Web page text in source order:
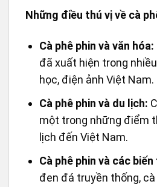
Những điều thú vị về cà
Cà phê phin và văn hóa:
đã xuất hiện trong
học, điện ảnh Việt Nam.
Cà phê phin và du lịch:
một trong những điểm
lịch đến Việt Nam.
Cà phê phin và các
đen đá truyền thống,